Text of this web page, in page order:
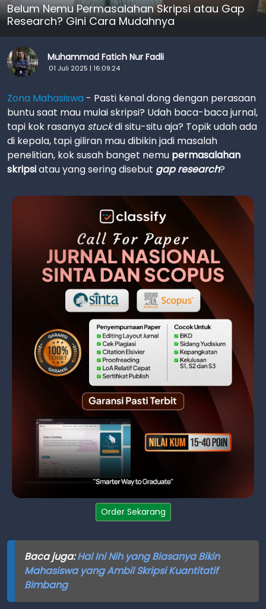
Belum Nemu Permasalahan Skripsi atau Gap
Research? Gini Cara Mudahnya
Muhammad Fatich Nur Fadli
01 Juli 2025 | 16:09:24
Zona Mahasiswa - Pasti kenal dong dengan perasaan
buntu saat mau mulai skripsi? Udah baca-baca jurnal,
tapi kok rasanya stuckdi situ-situ aja? Topik udah ada
di kepala, tapi giliran mau dibikin jadi masalah
penelitian, kok susah banget nemu permasalahan
skripsiatau yang sering disebut gap research?
Order Sekarang
Baca juga:Hal Ini Nih yang Biasanya Bikin
Mahasiswa yang Ambil Skripsi Kuantitatif
Bimbang